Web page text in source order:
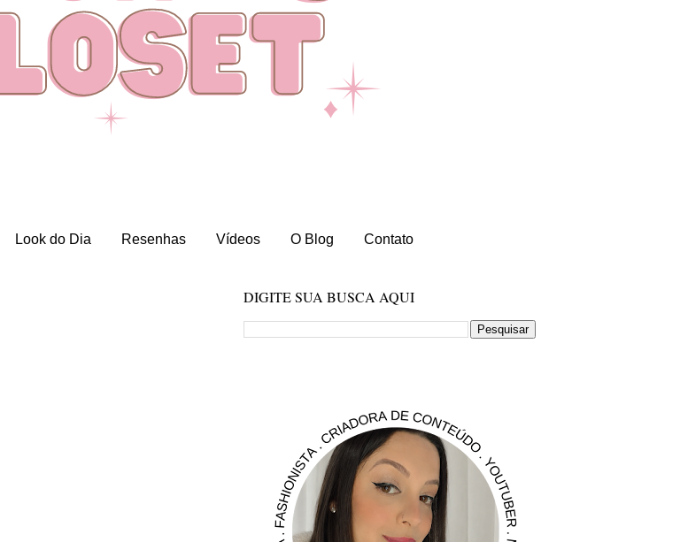
Look do Dia Resenhas Vídeos O Blog Contato
DIGITE SUA BUSCA AQUI